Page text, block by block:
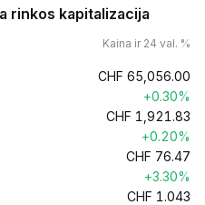
rinkos kapitalizacija
Kaina ir 24 val. %
CHF 65,056.00
+0.30%
CHF 1,921.83
+0.20%
CHF 76.47
+3.30%
CHF 1.043